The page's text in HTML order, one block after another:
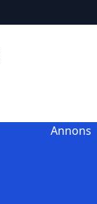
Annons